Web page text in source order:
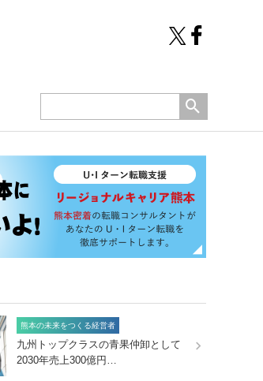
熊本の未来をつくる経営者
九州トップクラスの青果仲卸として
2030年売上300億円…